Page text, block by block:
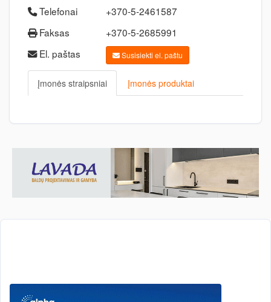
Telefonai
+370-5-2461587
Faksas
+370-5-2685991
El. paštas
Susisiekti el. paštu
Įmonės straipsniai Įmonės produktai